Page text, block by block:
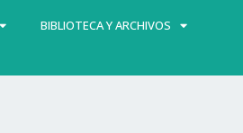
BIBLIOTECA Y ARCHIVOS